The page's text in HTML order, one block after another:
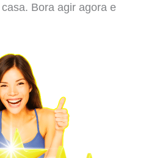
Bora agir agora e